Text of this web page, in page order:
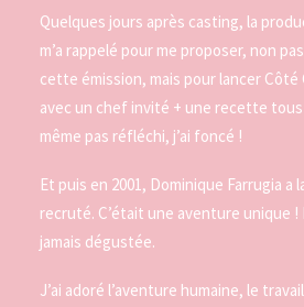
Quelques jours après casting, la
m’a rappelé pour me proposer, non
cette émission, mais pour lancer Côté
avec un chef invité + une recette
même pas réfléchi, j’ai foncé !
Et puis en 2001, Dominique Farrugia a
recruté. C’était une aventure unique
jamais dégustée.
J’ai adoré l’aventure humaine, le